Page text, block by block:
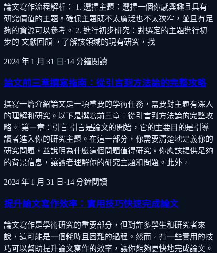
論文寫作流程解析： 1. 選擇主題：選擇一個你感興趣且具有
研究價值的主題。確保主題既不太廣泛也不太狹窄，並且有足
夠的資源可以參考。 2. 進行初步研究：對選定的主題進行初
步的 文獻回顧 ，了解該領域的現有研究，找
2024 年 1 月 31 日 ·14 分鐘閱讀
論文前三章撰寫指南：從引言到方法論的完整攻略
撰寫一篇介紹論文是一項重要的學術任務，需要對主題有深入
的理解和研究。以下是撰寫前三章：從引言到方法論的完整攻
略。 第一章：引言 引言是論文的開始，它的主要目的是引導
讀者進入你的研究主題。在這一部分，你需要清楚地定義你的
研究問題，並說明為什麼這個問題值得研究。你應該提供足夠
的背景信息，讓讀者理解你的研究主題和問題。此外，
2024 年 1 月 31 日 ·14 分鐘閱讀
提升論文寫作效率：實用技巧快速完成論文
論文寫作是學術研究的重要部分，但對許多學生和研究者來
說，這可能是一個耗時且困難的過程。然而，有一些實用的技
巧可以幫助提升論文寫作的效率，讓你能夠更快地完成論文。